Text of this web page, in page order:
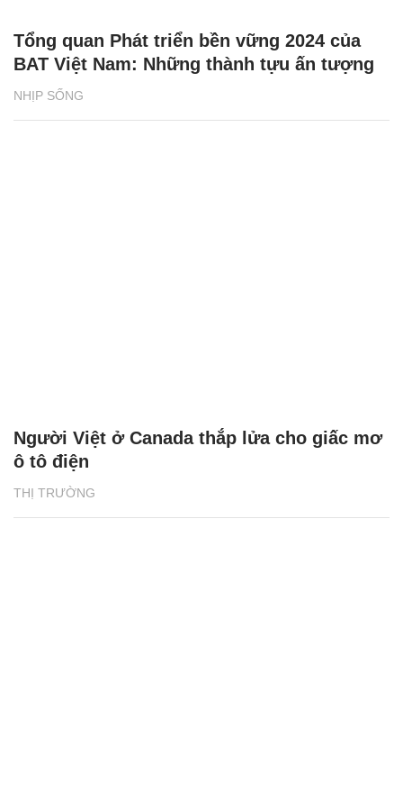
NHỊP SỐNG
Tổng quan Phát triển bền vững 2024 của
BAT Việt Nam: Những thành tựu ấn tượng
THỊ TRƯỜNG
Người Việt ở Canada thắp lửa cho giấc mơ
ô tô điện